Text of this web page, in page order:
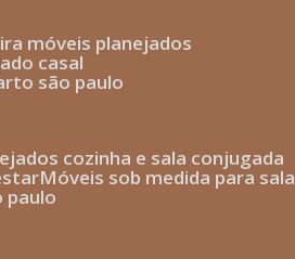
móveis planejados
casal
são paulo
cozinha e sala conjugada
móveis sob medida para sala
paulo